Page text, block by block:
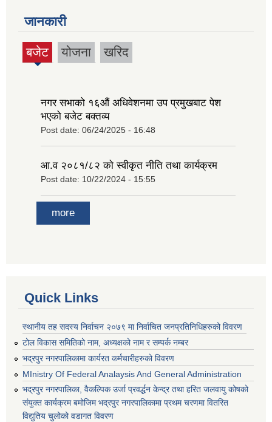
जानकारी
बजेट
(active
योजना खरिद
नगर सभाको १६‍औं अधिवेशनमा उप प्रमुखबाट पेश
भएको बजेट बक्तव्य
Post date: 06/24/2025 - 16:48
आ.व २०८१/८२ को स्वीकृत नीति तथा कार्यक्रम
Post date: 10/22/2024 - 15:55
more
Quick Links
स्थानीय तह सदस्य निर्वाचन २०७९ मा निर्वाचित जनप्रतिनिधिहरुको विवरण
टोल विकास समितिको नाम, अध्यक्षको नाम र सम्पर्क नम्बर
भद्रपुर नगरपालिकामा कार्यरत कर्मचारीहरुको विवरण
MInistry Of Federal Analaysis And General Administration
भद्रपुर नगरपालिका, वैकल्पिक उर्जा प्रवर्द्धन केन्द्र तथा हरित जलवायु कोषको
संयुक्त कार्यक्रम बमोजिम भद्रपुर नगरपालिकामा प्रथम चरणमा वितरित
विद्युतिय चुलोको वडागत विवरण